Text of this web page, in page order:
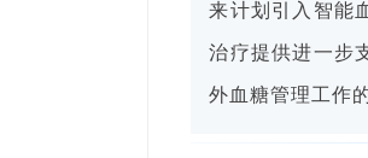
来计划引入智能
治疗提供进一步
外血糖管理工作